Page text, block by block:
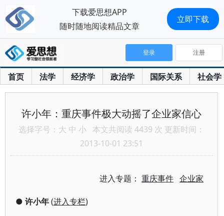
首页 法学 经济学 政治学 国际关系 社会学
登录 注册
许小年：重庆事件极大动摇了企业家信心
选择字号： 大 中 小 本文共阅读 4439 次 更新时间：
2013-10-01 23:51
进入专题：重庆事件 企业家
● 许小年(进入专栏)
下载爱思想APP
随时随地阅读精品文章
立即下载